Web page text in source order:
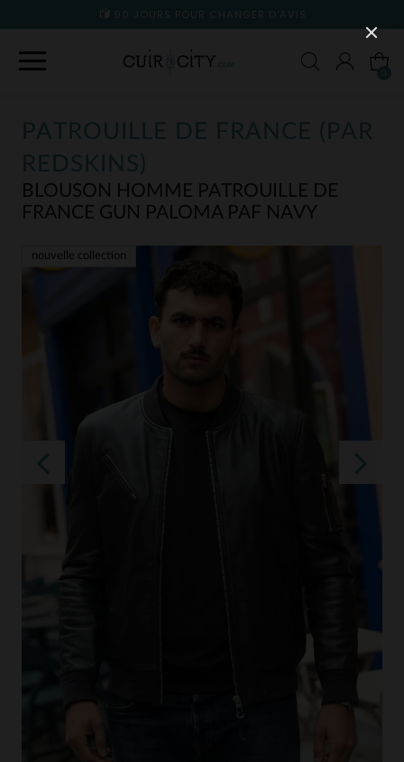
90 JOURS POUR CHANGER D'AVIS
PATROUILLE DE FRANCE (PAR
REDSKINS)
BLOUSON HOMME PATROUILLE DE
FRANCE GUN PALOMA PAF NAVY
nouvelle collection